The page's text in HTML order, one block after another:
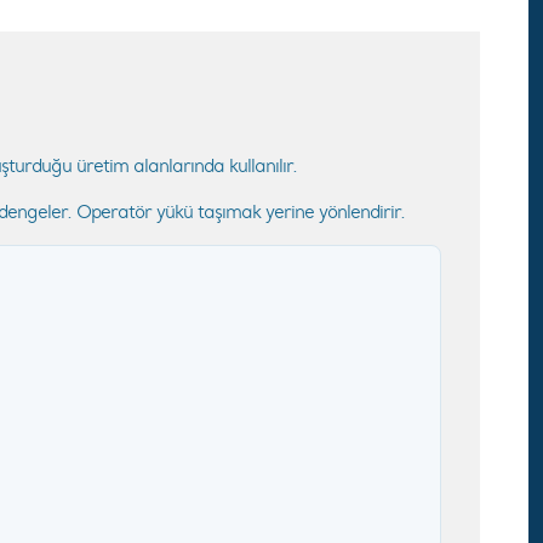
üretim alanlarında kullanılır.
Operatör yükü taşımak yerine yönlendirir.